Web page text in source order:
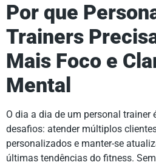
Por que
Trainers
Mais Foco e
Mental
O dia a dia de um personal trainer
desafios: atender múltiplos
personalizados e manter-se
últimas tendências do fitness.